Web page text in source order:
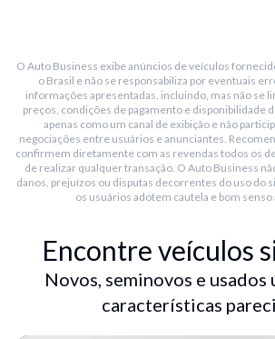
O Auto Business exibe anúncios de veículos
o Brasil e não se responsabiliza por eventuais
informações apresentadas, incluindo, mas não se
preços, condições de pagamento e disponibilidade
apenas como um canal de exibição e não
negociações entre usuários e anunciantes.
confirmem diretamente com as revendas todos os
de realizar qualquer transação. O Auto Business
danos, prejuízos ou disputas decorrentes do uso do
os usuários adotem cautela e bom senso
Encontre veículos
Novos, seminovos e usados
características